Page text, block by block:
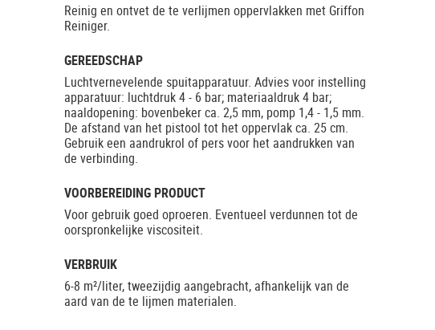
Reinig en ontvet de te verlijmen oppervlakken met Griffon
Reiniger.
GEREEDSCHAP
Luchtvernevelende spuitapparatuur. Advies voor instelling
apparatuur: luchtdruk 4 - 6 bar; materiaaldruk 4 bar;
naaldopening: bovenbeker ca. 2,5 mm, pomp 1,4 - 1,5 mm.
De afstand van het pistool tot het oppervlak ca. 25 cm.
Gebruik een aandrukrol of pers voor het aandrukken van
de verbinding.
VOORBEREIDING PRODUCT
Voor gebruik goed oproeren. Eventueel verdunnen tot de
oorspronkelijke viscositeit.
VERBRUIK
6-8 m²/liter, tweezijdig aangebracht, afhankelijk van de
aard van de te lijmen materialen.